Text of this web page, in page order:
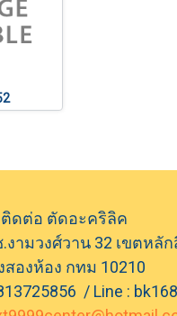
ติดต่อ ตัดอะคริลิค
งามวงศ์วาน 32 เขตหลั
สองห้อง กทม 10210
/ Line : bk168